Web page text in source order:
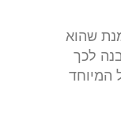
שהוא
לכך
המיוחד